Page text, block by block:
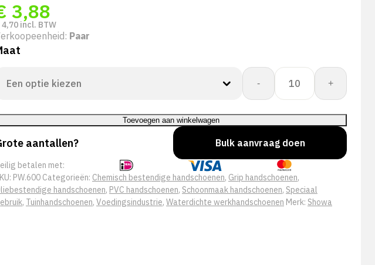
3,88
4,70 incl. BTW
Paar
-
Showa
600
aantal
+
Toevoegen aan winkelwagen
aantallen? Bulk aanvraag doen
betalen met:
PW.600 Categorieën: Chemisch bestendige handschoenen, Grip handschoenen,
handschoenen, PVC handschoenen, Schoonmaak handschoenen, Speciaal
, Tuinhandschoenen, Voedingsindustrie, Waterdichte werkhandschoenen Merk: Showa